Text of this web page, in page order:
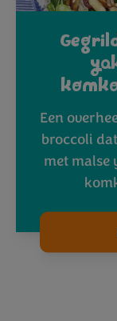
Een
broccoli
met malse